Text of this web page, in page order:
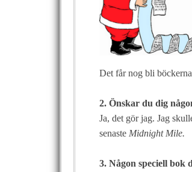
Det får nog bli
2. Önskar du dig
Ja, det gör jag. Jag
senaste Midnight Mile.
3. Någon speciell bok